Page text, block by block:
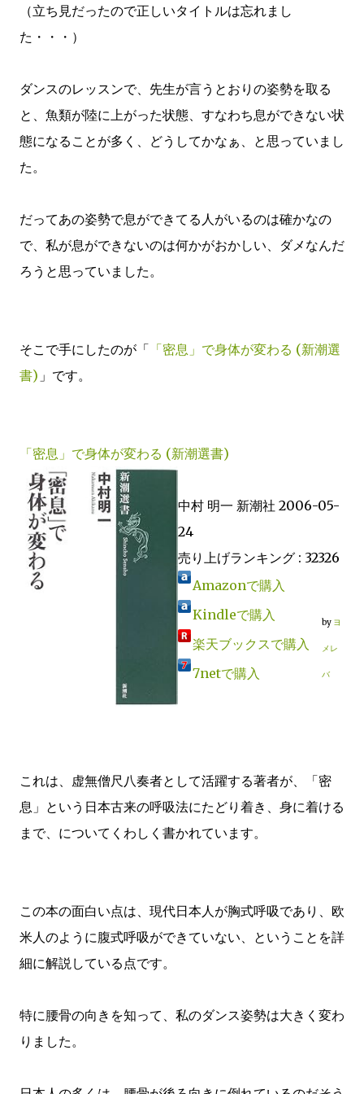
（立ち見だったので正しいタイトルは忘れまし
た・・・）
ダンスのレッスンで、先生が言うとおりの姿勢を取る
と、魚類が陸に上がった状態、すなわち息ができない状
態になることが多く、どうしてかなぁ、と思っていまし
た。
だってあの姿勢で息ができてる人がいるのは確かなの
で、私が息ができないのは何かがおかしい、ダメなんだ
ろうと思っていました。
そこで手にしたのが「 「密息」で身体が変わる (新潮選
書) 」です。
「密息」で身体が変わる (新潮選書)
中村 明一 新潮社 2006-05-
24
売り上げランキング : 32326
Amazonで購入
Kindleで購入
楽天ブックスで購入
7netで購入
by ヨ
メレ
バ
これは、虚無僧尺八奏者として活躍する著者が、「密
息」という日本古来の呼吸法にたどり着き、身に着ける
まで、についてくわしく書かれています。
この本の面白い点は、現代日本人が胸式呼吸であり、欧
米人のように腹式呼吸ができていない、ということを詳
細に解説している点です。
特に腰骨の向きを知って、私のダンス姿勢は大きく変わ
りました。